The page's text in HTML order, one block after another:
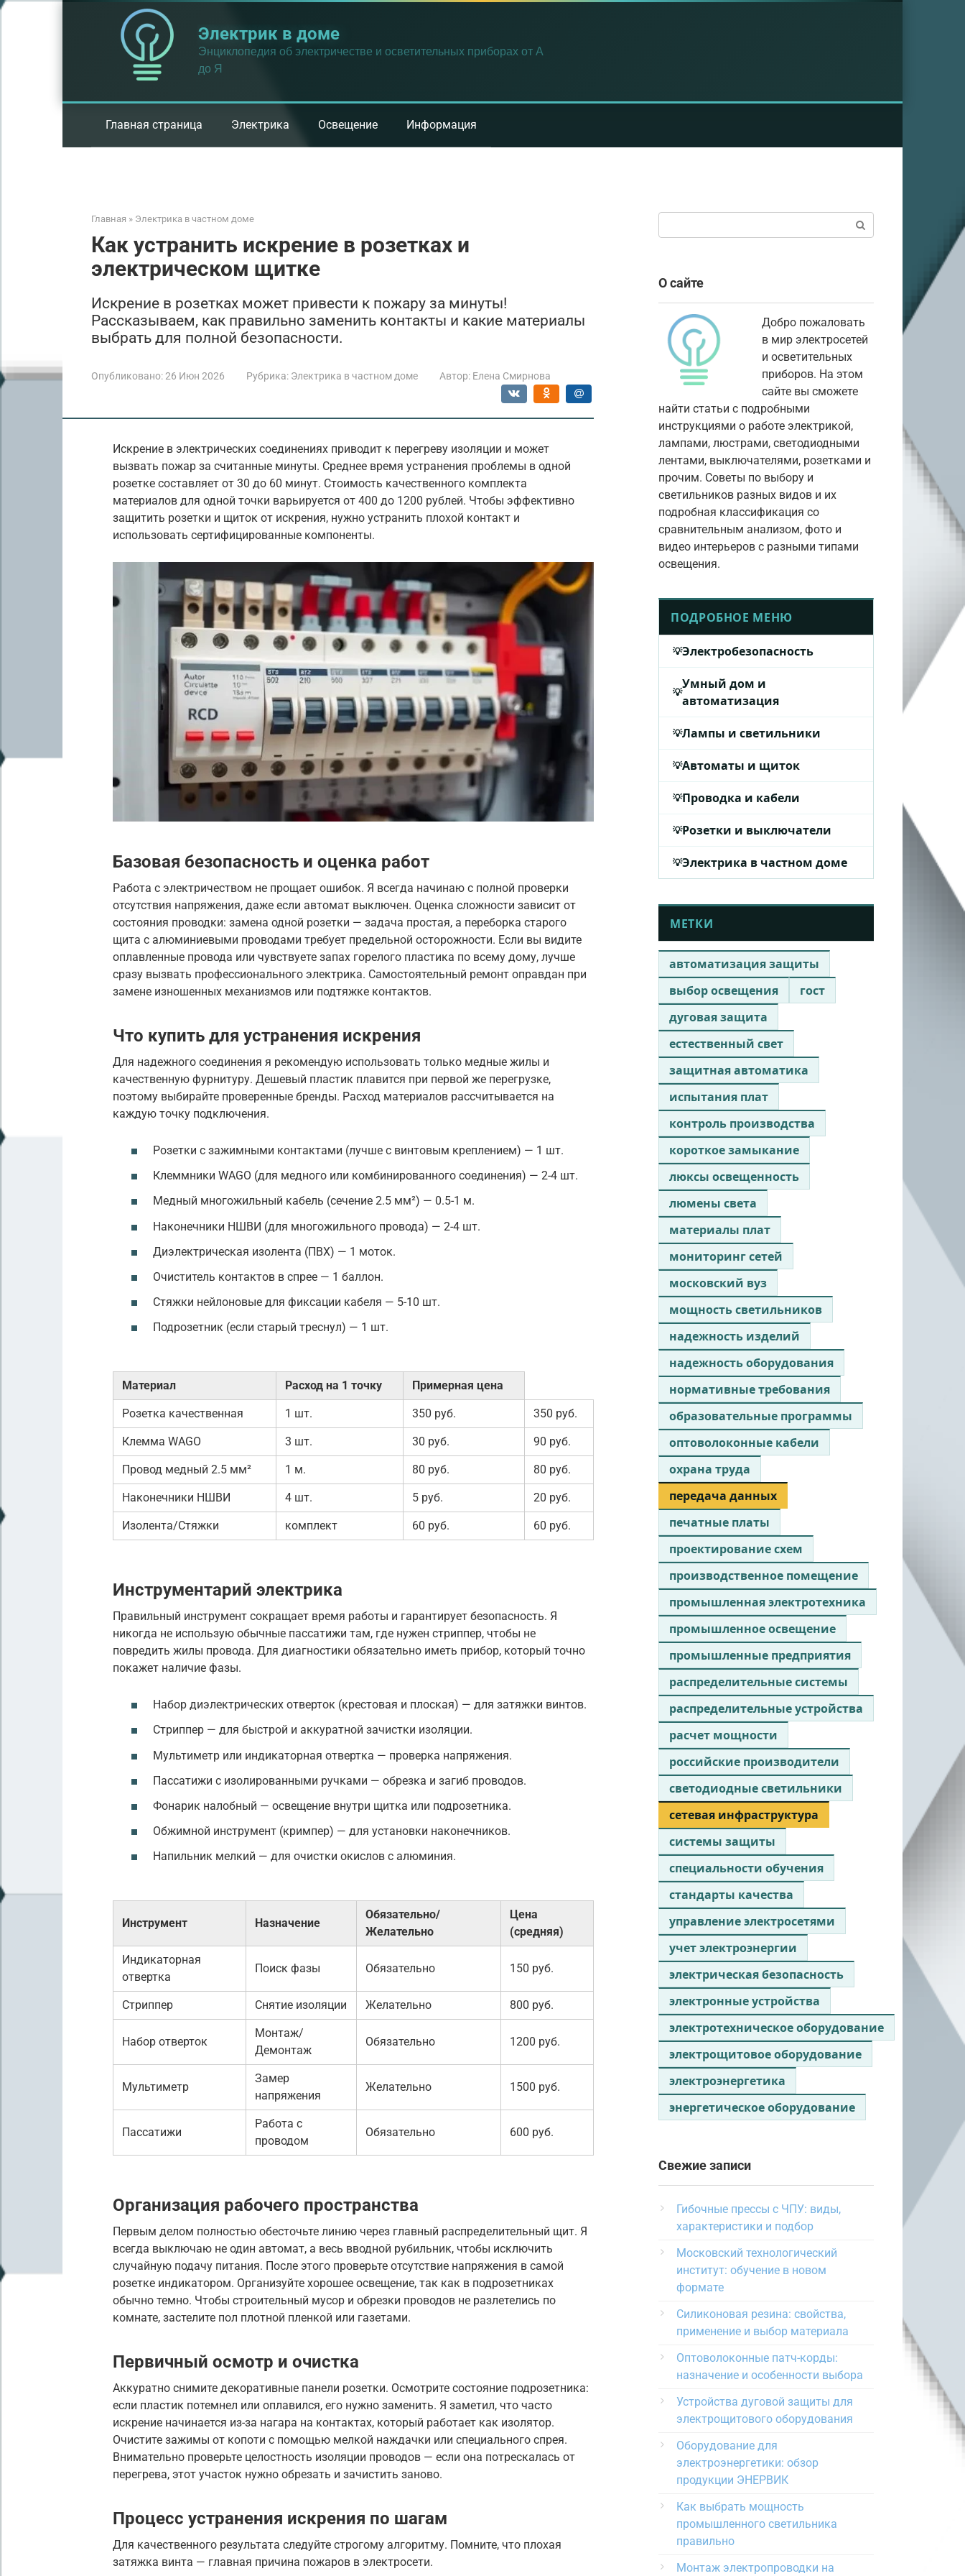
Перейти
Электрик в доме
Энциклопедия об электричестве и осветительных приборах от А
до Я
Главная страница Электрика Освещение Информация
Главная » Электрика в частном доме
Как устранить искрение в розетках и
электрическом щитке
Искрение в розетках может привести к пожару за минуты!
Рассказываем, как правильно заменить контакты и какие материалы
выбрать для полной безопасности.
Опубликовано:26 Июн 2026 Рубрика: Электрика в частном доме Автор: Елена Смирнова
Искрение в электрических соединениях приводит к перегреву изоляции и может
вызвать пожар за считанные минуты. Среднее время устранения проблемы в одной
розетке составляет от 30 до 60 минут. Стоимость качественного комплекта
материалов для одной точки варьируется от 400 до 1200 рублей. Чтобы эффективно
защитить розетки и щиток от искрения, нужно устранить плохой контакт и
использовать сертифицированные компоненты.
Базовая безопасность и оценка работ
Работа с электричеством не прощает ошибок. Я всегда начинаю с полной проверки
отсутствия напряжения, даже если автомат выключен. Оценка сложности зависит от
состояния проводки: замена одной розетки — задача простая, а переборка старого
щита с алюминиевыми проводами требует предельной осторожности. Если вы видите
оплавленные провода или чувствуете запах горелого пластика по всему дому, лучше
сразу вызвать профессионального электрика. Самостоятельный ремонт оправдан при
замене изношенных механизмов или подтяжке контактов.
Что купить для устранения искрения
Для надежного соединения я рекомендую использовать только медные жилы и
качественную фурнитуру. Дешевый пластик плавится при первой же перегрузке,
поэтому выбирайте проверенные бренды. Расход материалов рассчитывается на
каждую точку подключения.
Розетки с зажимными контактами (лучше с винтовым креплением) — 1 шт.
Клеммники WAGO (для медного или комбинированного соединения) — 2-4 шт.
Медный многожильный кабель (сечение 2.5 мм²) — 0.5-1 м.
Наконечники НШВИ (для многожильного провода) — 2-4 шт.
Диэлектрическая изолента (ПВХ) — 1 моток.
Очиститель контактов в спрее — 1 баллон.
Стяжки нейлоновые для фиксации кабеля — 5-10 шт.
Подрозетник (если старый треснул) — 1 шт.
Материал Расход на 1 точку Примерная цена
Розетка качественная 1 шт. 350 руб. 350 руб.
Клемма WAGO 3 шт. 30 руб. 90 руб.
Провод медный 2.5 мм² 1 м. 80 руб. 80 руб.
Наконечники НШВИ 4 шт. 5 руб. 20 руб.
Изолента/Стяжки комплект 60 руб. 60 руб.
Инструментарий электрика
Правильный инструмент сокращает время работы и гарантирует безопасность. Я
никогда не использую обычные пассатижи там, где нужен стриппер, чтобы не
повредить жилы провода. Для диагностики обязательно иметь прибор, который точно
покажет наличие фазы.
Набор диэлектрических отверток (крестовая и плоская) — для затяжки винтов.
Стриппер — для быстрой и аккуратной зачистки изоляции.
Мультиметр или индикаторная отвертка — проверка напряжения.
Пассатижи с изолированными ручками — обрезка и загиб проводов.
Фонарик налобный — освещение внутри щитка или подрозетника.
Обжимной инструмент (кримпер) — для установки наконечников.
Напильник мелкий — для очистки окислов с алюминия.
Инструмент Назначение
Обязательно/
Желательно
Цена
(средняя)
Индикаторная
отвертка
Поиск фазы Обязательно 150 руб.
Стриппер Снятие изоляции Желательно 800 руб.
Набор отверток
Монтаж/
Демонтаж
Обязательно 1200 руб.
Мультиметр
Замер
напряжения
Желательно 1500 руб.
Пассатижи
Работа с
проводом
Обязательно 600 руб.
Организация рабочего пространства
Первым делом полностью обесточьте линию через главный распределительный щит. Я
всегда выключаю не один автомат, а весь вводной рубильник, чтобы исключить
случайную подачу питания. После этого проверьте отсутствие напряжения в самой
розетке индикатором. Организуйте хорошее освещение, так как в подрозетниках
обычно темно. Чтобы строительный мусор и обрезки проводов не разлетелись по
комнате, застелите пол плотной пленкой или газетами.
Первичный осмотр и очистка
Аккуратно снимите декоративные панели розетки. Осмотрите состояние подрозетника:
если пластик потемнел или оплавился, его нужно заменить. Я заметил, что часто
искрение начинается из-за нагара на контактах, который работает как изолятор.
Очистите зажимы от копоти с помощью мелкой наждачки или специального спрея.
Внимательно проверьте целостность изоляции проводов — если она потрескалась от
перегрева, этот участок нужно обрезать и зачистить заново.
Процесс устранения искрения по шагам
Для качественного результата следуйте строгому алгоритму. Помните, что плохая
затяжка винта — главная причина пожаров в электросети.
О сайте
Добро пожаловать
в мир электросетей
и осветительных
приборов. На этом
сайте вы сможете
найти статьи с подробными
инструкциями о работе электрикой,
лампами, люстрами, светодиодными
лентами, выключателями, розетками и
прочим. Советы по выбору и
светильников разных видов и их
подробная классификация со
сравнительным анализом, фото и
видео интерьеров с разными типами
освещения.
ПОДРОБНОЕ МЕНЮ
Электробезопасность
Умный дом и
автоматизация
Лампы и светильники
Автоматы и щиток
Проводка и кабели
Розетки и выключатели
Электрика в частном доме
МЕТКИ
автоматизация защиты
выбор освещения
гост
дуговая защита
естественный свет
защитная автоматика
испытания плат
контроль производства
короткое замыкание
люксы освещенность
люмены света
материалы плат
мониторинг сетей
московский вуз
мощность светильников
надежность изделий
надежность оборудования
нормативные требования
образовательные программы
оптоволоконные кабели
охрана труда
передача данных
печатные платы
проектирование схем
производственное помещение
промышленная электротехника
промышленное освещение
промышленные предприятия
распределительные системы
распределительные устройства
расчет мощности
российские производители
светодиодные светильники
сетевая инфраструктура
системы защиты
специальности обучения
стандарты качества
управление электросетями
учет электроэнергии
электрическая безопасность
электронные устройства
электротехническое оборудование
электрощитовое оборудование
электроэнергетика
энергетическое оборудование
Свежие записи
Гибочные прессы с ЧПУ: виды,
характеристики и подбор
Московский технологический
институт: обучение в новом
формате
Силиконовая резина: свойства,
применение и выбор материала
Оптоволоконные патч-корды:
назначение и особенности выбора
Устройства дуговой защиты для
электрощитового оборудования
Оборудование для
электроэнергетики: обзор
продукции ЭНЕРВИК
Как выбрать мощность
промышленного светильника
правильно
Монтаж электропроводки на